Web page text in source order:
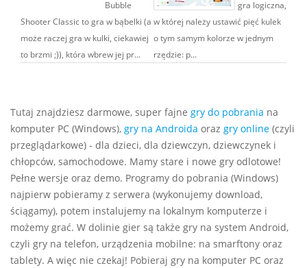
Bubble
Shooter Classic to gra w bąbelki (a
może raczej gra w kulki, ciekawiej
to brzmi ;)), która wbrew jej pr...
gra logiczna,
w której należy ustawić pięć kulek
o tym samym kolorze w jednym
rzędzie: p...
Tutaj znajdziesz darmowe, super fajne gry do pobrania na
komputer PC (Windows), gry na Androida oraz gry online (czyli
przeglądarkowe) - dla dzieci, dla dziewczyn, dziewczynek i
chłopców, samochodowe. Mamy stare i nowe gry odlotowe!
Pełne wersje oraz demo. Programy do pobrania (Windows)
najpierw pobieramy z serwera (wykonujemy download,
ściągamy), potem instalujemy na lokalnym komputerze i
możemy grać. W dolinie gier są także gry na system Android,
czyli gry na telefon, urządzenia mobilne: na smarftony oraz
tablety. A więc nie czekaj! Pobieraj gry na komputer PC oraz